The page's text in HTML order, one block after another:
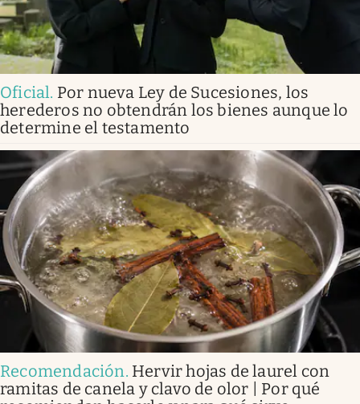
Oficial. Por nueva Ley de Sucesiones, los
herederos no obtendrán los bienes aunque lo
determine el testamento
Recomendación. Hervir hojas de laurel con
ramitas de canela y clavo de olor | Por qué